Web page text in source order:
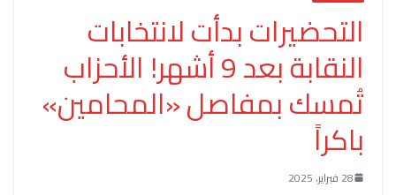
التحضيرات بدأت لانتخابات
النقابة بعد 9 أشهر! الأحزاب
تُمسك بمفاصل «المحامين»
باكراً
28 فبراير، 2025